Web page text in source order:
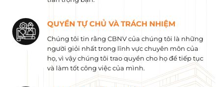
QUYỀN TỰ CHỦ VÀ TRÁCH NHIỆM
Chúng tôi tin rằng CBNV của chúng tôi là những
người giỏi nhất trong lĩnh vực chuyên môn của
họ, vì vậy chúng tôi trao quyền cho họ để tiếp tục
và làm tốt công việc của mình.